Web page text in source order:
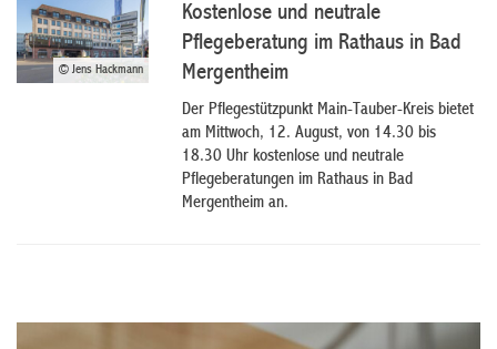
© Jens Hackmann
Kostenlose und neutrale
Pflegeberatung im Rathaus in Bad
Mergentheim
Der Pflegestützpunkt Main-Tauber-Kreis bietet
am Mittwoch, 12. August, von 14.30 bis
18.30 Uhr kostenlose und neutrale
Pflegeberatungen im Rathaus in Bad
Mergentheim an.